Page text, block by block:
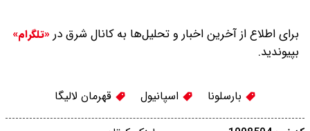
برای اطلاع از آخرین اخبار و تحلیل‌ها به کانال شرق در «تلگرام»
بپیوندید.
بارسلونا اسپانیول قهرمان لالیگا